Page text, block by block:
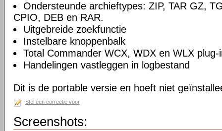
Ondersteunde archieftypes: ZIP, TAR GZ,
CPIO, DEB en RAR.
Uitgebreide zoekfunctie
Instelbare knoppenbalk
Total Commander WCX, WDX en WLX
Handelingen vastleggen in logbestand
Dit is de portable versie en hoeft niet
Stel een correctie voor
Screenshots: